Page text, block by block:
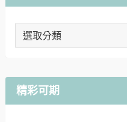
文
圖
精彩可期